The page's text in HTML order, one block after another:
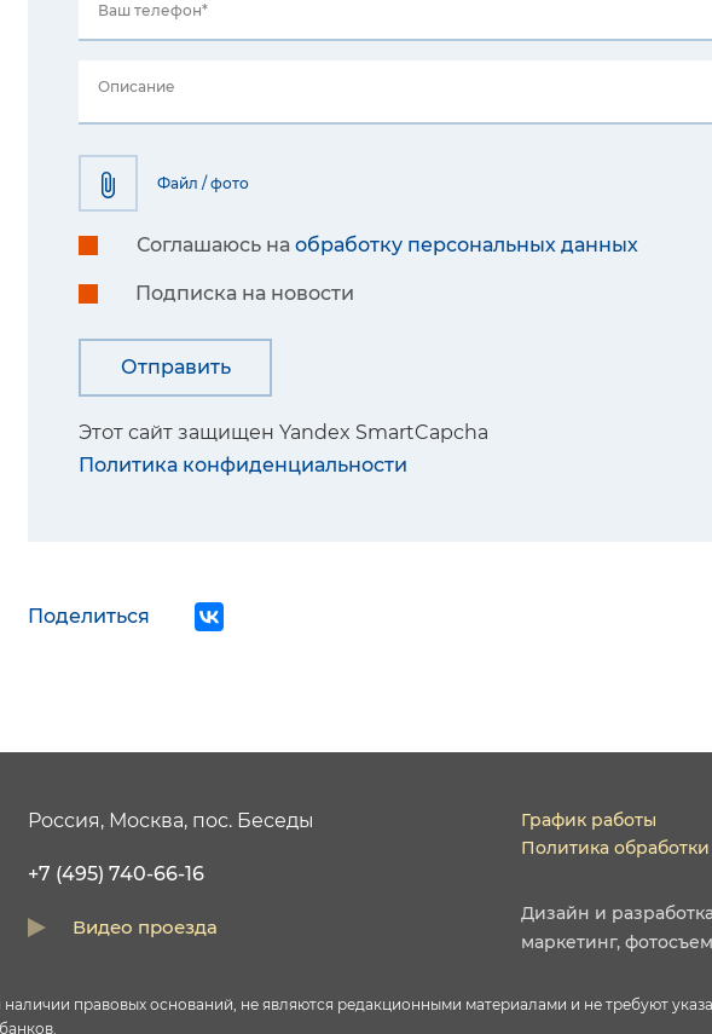
Ваш телефон*
Описание
Файл / фото
Соглашаюсь на обработку персональных данных
Подписка на новости
Этот сайт защищен Yandex SmartCapcha
Политика конфиденциальности
Поделиться
Россия, Москва, пос. Беседы
+7 (495) 740-66-16
Видео проезда
График работы
Политика
Дизайн и
маркетинг,
правовых оснований, не являются редакционными материалами и не требуют